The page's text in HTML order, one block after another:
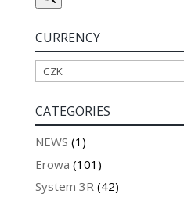
CURRENCY
CATEGORIES
NEWS (1)
Erowa (101)
System 3R (42)